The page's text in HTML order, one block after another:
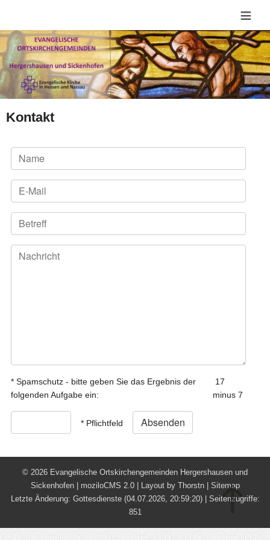
≡
Kontakt
* Spamschutz - bitte geben Sie das Ergebnis der
folgenden Aufgabe ein:
17
minus 7
* Pflichtfeld
© 2026 Evangelische Ortskirchengemeinden Hergershausen und
Sickenhofen | moziloCMS 2.0| Layout by Thorstn| Sitemap
Letzte Änderung: Gottesdienste(04.07.2026, 20:59:20) | Seitenzugriffe:
851